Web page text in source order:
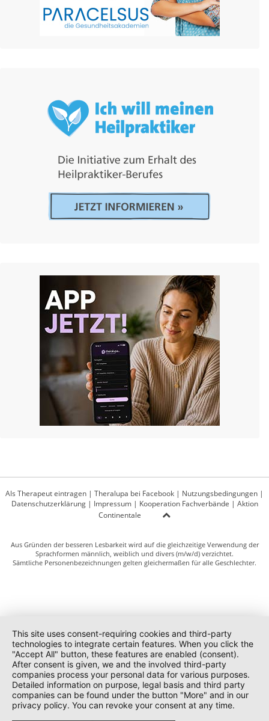
Als Therapeut eintragen | Theralupa bei Facebook | Nutzungsbedingungen |
Datenschutzerklärung| Impressum| Kooperation Fachverbände | Aktion
Continentale
Aus Gründen der besseren Lesbarkeit wird auf die gleichzeitige Verwendung der
Sprachformen männlich, weiblich und divers (m/w/d) verzichtet.
Sämtliche Personenbezeichnungen gelten gleichermaßen für alle Geschlechter.
This site uses consent-requiring cookies and third-party
technologies to integrate certain features. When you click the
"Accept All" button, these features are enabled (consent).
After consent is given, we and the involved third-party
companies process your personal data for various purposes.
Detailed information on purpose, legal basis and third party
companies can be found under the button "More" and in our
privacy policy. You can revoke your consent at any time.